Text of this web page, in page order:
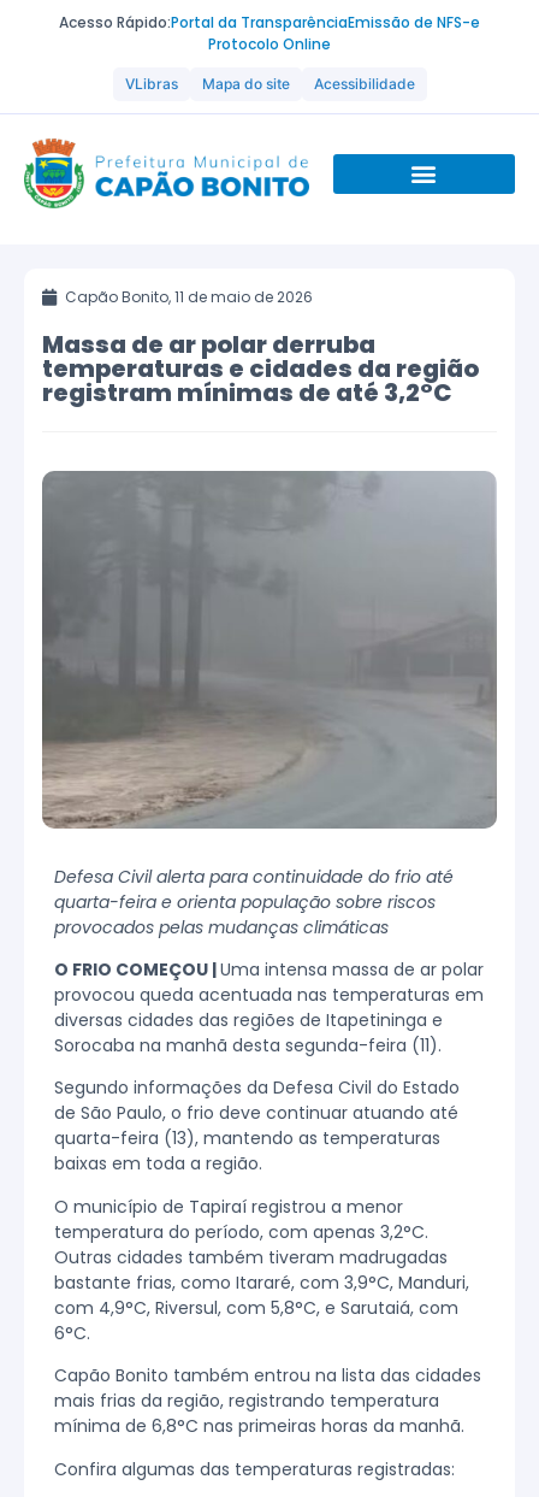
Acesso Rápido:Portal da TransparênciaEmissão de NFS-e
Protocolo Online
VLibras Mapa do site Acessibilidade
Capão Bonito,11 de maio de 2026
Massa de ar polar derruba
temperaturas e cidades da região
registram mínimas de até 3,2°C
Defesa Civil alerta para continuidade do frio até
quarta-feira e orienta população sobre riscos
provocados pelas mudanças climáticas
O FRIO COMEÇOU |Uma intensa massa de ar polar
provocou queda acentuada nas temperaturas em
diversas cidades das regiões de Itapetininga e
Sorocaba na manhã desta segunda-feira (11).
Segundo informações da Defesa Civil do Estado
de São Paulo, o frio deve continuar atuando até
quarta-feira (13), mantendo as temperaturas
baixas em toda a região.
O município de Tapiraí registrou a menor
temperatura do período, com apenas 3,2°C.
Outras cidades também tiveram madrugadas
bastante frias, como Itararé, com 3,9°C, Manduri,
com 4,9°C, Riversul, com 5,8°C, e Sarutaiá, com
6°C.
Capão Bonito também entrou na lista das cidades
mais frias da região, registrando temperatura
mínima de 6,8°C nas primeiras horas da manhã.
Confira algumas das temperaturas registradas: